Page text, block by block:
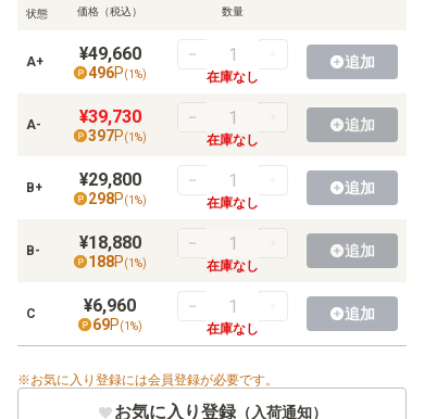
状態 価格（税込） 数量
A+ ¥49,660
496P(1%) 在庫なし
追加
A- ¥39,730
397P(1 %) 在庫なし
追加
B+ ¥29,800
298P(1%) 在庫なし
追加
B- ¥18,880
188P(1 %) 在庫なし
追加
C ¥6,960
69P(1%) 在庫なし
追加
お気に入り登録には会員登録が必要です。
お気に入り登録 （入荷通知）